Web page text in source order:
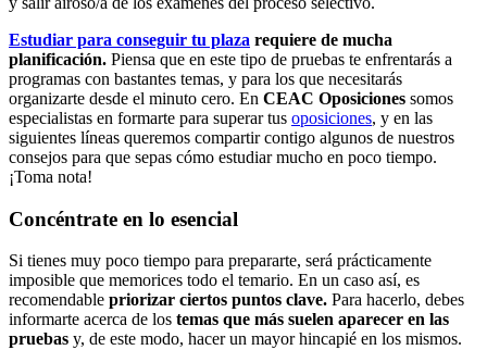
Estudiar para conseguir tu plaza requiere de mucha
planificación. Piensa que en este tipo de pruebas te enfrentarás a
programas con bastantes temas, y para los que necesitarás
organizarte desde el minuto cero. En CEAC Oposiciones somos
especialistas en formarte para superar tus oposiciones, y en las
siguientes líneas queremos compartir contigo algunos de nuestros
consejos para que sepas cómo estudiar mucho en poco tiempo.
¡Toma nota!
Concéntrate en lo esencial
Si tienes muy poco tiempo para prepararte, será prácticamente
imposible que memorices todo el temario. En un caso así, es
recomendable priorizar ciertos puntos clave. Para hacerlo, debes
informarte acerca de los temas que más suelen aparecer en las
pruebas y, de este modo, hacer un mayor hincapié en los mismos.